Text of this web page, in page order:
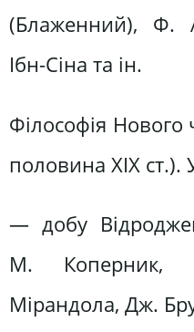
(Блаженний), Ф.
Ібн-Сіна та ін.
Філософія
половина XIX
— добу
М. Коперник,
Мірандола, Дж.